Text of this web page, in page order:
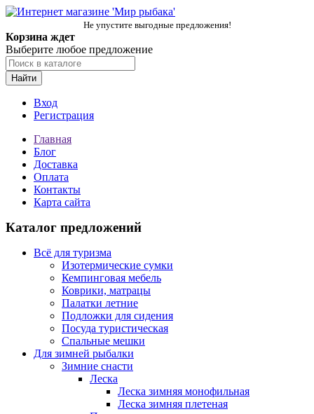
Не упустите выгодные предложения!
Корзина ждет
Выберите любое предложение
Найти
Вход
Регистрация
Главная
Блог
Доставка
Оплата
Контакты
Карта сайта
Каталог предложений
Всё для туризма
Изотермические сумки
Кемпинговая мебель
Коврики, матрацы
Палатки летние
Подложки для сидения
Посуда туристическая
Спальные мешки
Для зимней рыбалки
Зимние снасти
Леска
Леска зимняя монофильная
Леска зимняя плетеная